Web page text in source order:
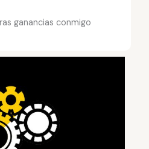
ganancias conmigo